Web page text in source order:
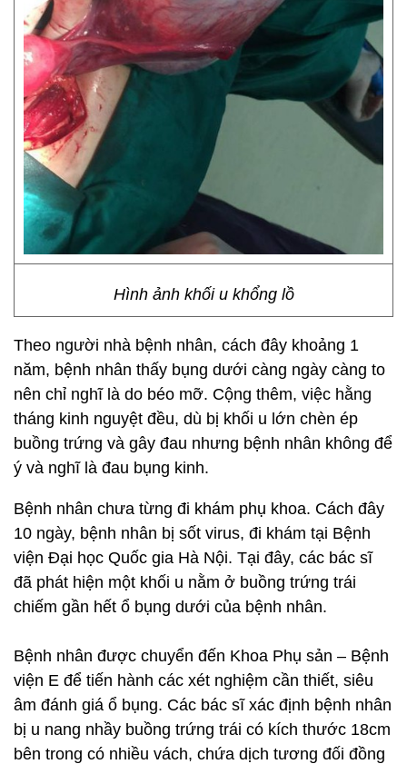
Hình ảnh khối u khổng lồ
Theo người nhà bệnh nhân, cách đây khoảng 1
năm, bệnh nhân thấy bụng dưới càng ngày càng to
nên chỉ nghĩ là do béo mỡ. Cộng thêm, việc hằng
tháng kinh nguyệt đều, dù bị khối u lớn chèn ép
buồng trứng và gây đau nhưng bệnh nhân không để
ý và nghĩ là đau bụng kinh.
Bệnh nhân chưa từng đi khám phụ khoa. Cách đây
10 ngày, bệnh nhân bị sốt virus, đi khám tại Bệnh
viện Đại học Quốc gia Hà Nội. Tại đây, các bác sĩ
đã phát hiện một khối u nằm ở buồng trứng trái
chiếm gần hết ổ bụng dưới của bệnh nhân.
Bệnh nhân được chuyển đến Khoa Phụ sản – Bệnh
viện E để tiến hành các xét nghiệm cần thiết, siêu
âm đánh giá ổ bụng. Các bác sĩ xác định bệnh nhân
bị u nang nhầy buồng trứng trái có kích thước 18cm
bên trong có nhiều vách, chứa dịch tương đối đồng